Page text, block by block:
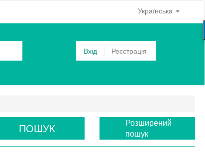
Українська
Вхід Реєстрація
ПОШУК
Розширений
пошук